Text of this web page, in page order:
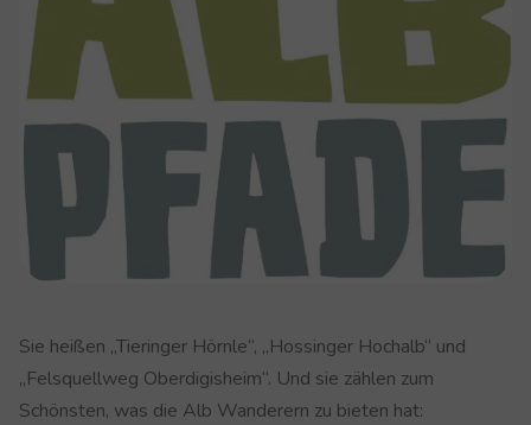
Sie heißen „Tieringer Hörnle“, „Hossinger Hochalb“ und
„Felsquellweg Oberdigisheim“. Und sie zählen zum
Schönsten, was die Alb Wanderern zu bieten hat: